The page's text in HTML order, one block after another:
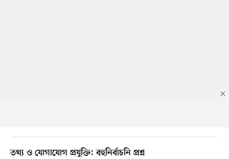
তথ্য ও যোগাযোগ প্রযুক্তি: বহুনির্বাচনি প্রশ্ন